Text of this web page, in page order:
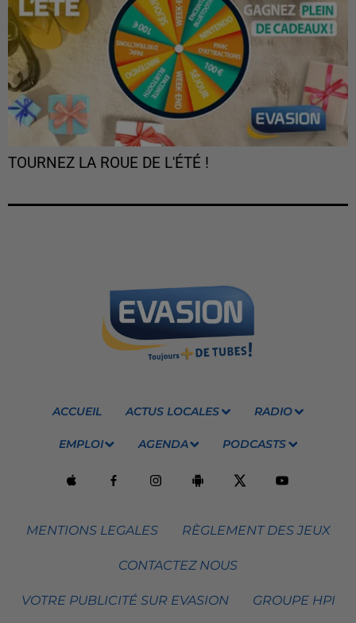
TOURNEZ LA ROUE DE L'ÉTÉ !
ACCUEIL ACTUS LOCALES RADIO
EMPLOI AGENDA PODCASTS
MENTIONS LEGALES RÈGLEMENT DES JEUX
CONTACTEZ NOUS
VOTRE PUBLICITÉ SUR EVASION GROUPE HPI